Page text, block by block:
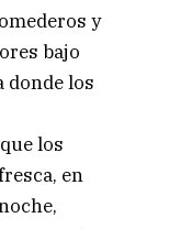
y
bajo
donde los
los
en